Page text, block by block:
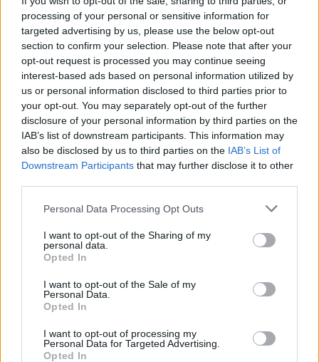
processing of your personal or sensitive information for
targeted advertising by us, please use the below opt-out
section to confirm your selection. Please note that after your
opt-out request is processed you may continue seeing
interest-based ads based on personal information utilized by
us or personal information disclosed to third parties prior to
your opt-out. You may separately opt-out of the further
disclosure of your personal information by third parties on the
IAB’s list of downstream participants. This information may
also be disclosed by us to third parties on the IAB’s List of
Downstream Participants that may further disclose it to other
Personal Data Processing Opt Outs
I want to opt-out of the Sharing of my
personal data.
Opted In
I want to opt-out of the Sale of my
Personal Data.
Opted In
I want to opt-out of processing my
Personal Data for Targeted Advertising.
Opted In
Η Αστυνομική έρευνα και η Προανάκριση,
διενεργείται από το Τμήμα Ασφαλείας Σπάρτης.